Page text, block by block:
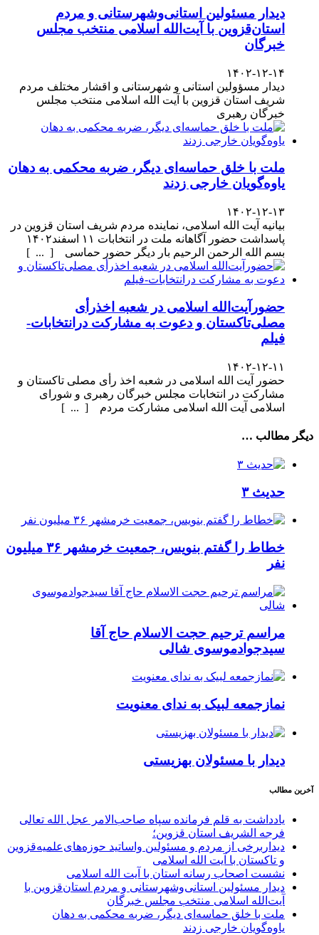
دیدار مسئولین استانی‌وشهرستانی و مردم‌
استان‌قزوین با آیت‌الله‌ اسلامی منتخب مجلس‌
خبرگان
۱۴۰۲-۱۲-۱۴
دیدار مسؤولین استانی و شهرستانی و اقشار مختلف مردم
شریف استان قزوین با آیت الله اسلامی منتخب مجلس
خبرگان رهبری
ملت با خلق حماسه‌ای دیگر، ضربه محکمی به دهان
یاوه‌گویان خارجی زدند
۱۴۰۲-۱۲-۱۳
بیانیه آیت الله اسلامی، نماینده مردم شریف استان قزوین در
پاسداشت حضور آگاهانه ملت در انتخابات ۱۱ اسفند۱۴۰۲
بسم الله الرحمن الرحیم بار دیگر حضور حماسی [ ... ]
حضورآیت‌الله اسلامی در شعبه اخذرأی
مصلی‌تاکستان و دعوت به مشارکت درانتخابات-
فیلم
۱۴۰۲-۱۲-۱۱
حضور آیت الله اسلامی در شعبه اخذ رأی مصلی تاکستان و
مشارکت در انتخابات مجلس خبرگان رهبری و شورای
اسلامی آیت الله اسلامی مشارکت مردم [ ... ]
دیگر مطالب …
حدیث ۳
خطاط را گفتم بنویس، جمعیت خرمشهر ۳۶ میلیون
نفر
مراسم ترحیم حجت الاسلام حاج آقا
سیدجوادموسوی شالی
نمازجمعه لبیک به ندای معنویت
دیدار با مسئولان بهزیستی
آخرین مطالب
یادداشت به قلم فرمانده سپاه صاحب‌الامر عجل الله تعالی
فرجه الشریف استان قزوین؛
دیداربرخی از مردم و مسئولین واساتید حوزه‌های‌علمیه‌قزوین
و تاکستان با آیت الله اسلامی
نشست اصحاب رسانه استان با آیت الله اسلامی
دیدار مسئولین استانی‌وشهرستانی و مردم‌ استان‌قزوین با
آیت‌الله‌ اسلامی منتخب مجلس‌ خبرگان
ملت با خلق حماسه‌ای دیگر، ضربه محکمی به دهان
یاوه‌گویان خارجی زدند